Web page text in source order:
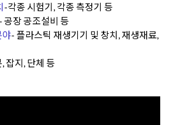
-각종 시험기, 각종 측정기 등
- 공장 공조설비 등
야- 플라스틱 재생기기 및 창치, 재생재료,
잡지, 단체 등